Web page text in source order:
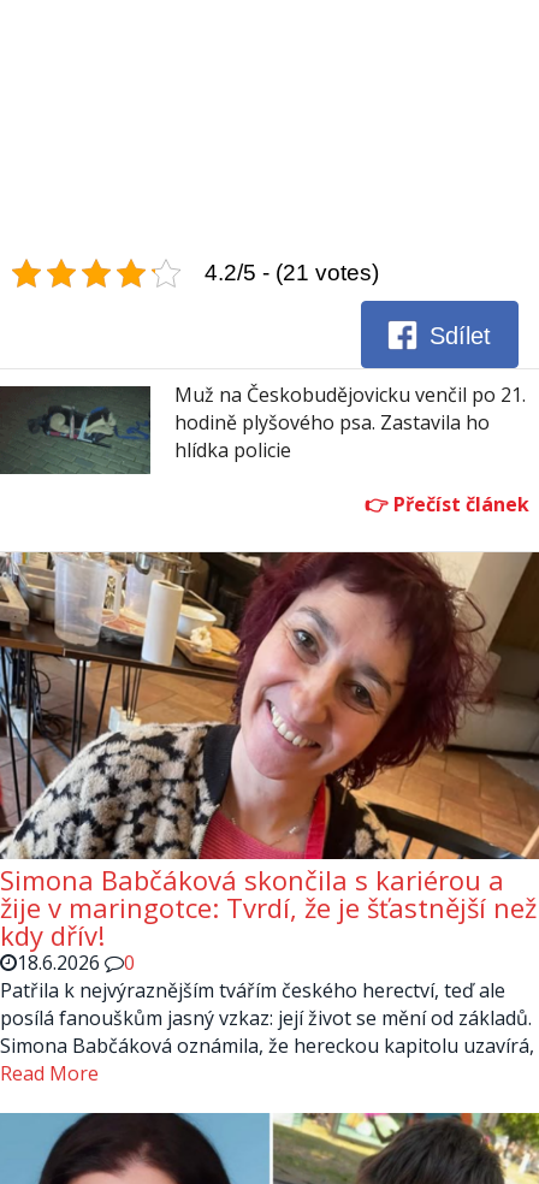
4.2/5 - (21 votes)
Sdílet
Muž na Českobudějovicku venčil po 21.
hodině plyšového psa. Zastavila ho
hlídka policie
Simona Babčáková skončila s kariérou a
žije v maringotce: Tvrdí, že je šťastnější než
kdy dřív!
18.6.2026
0
Patřila k nejvýraznějším tvářím českého herectví, teď ale
posílá fanouškům jasný vzkaz: její život se mění od základů.
Simona Babčáková oznámila, že hereckou kapitolu uzavírá,
Read More